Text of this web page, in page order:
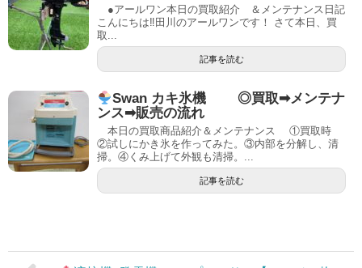
●アールワン本日の買取紹介 ＆メンテナンス日記
こんにちは‼︎田川のアールワンです！ さて本日、買
取...
記事を読む
Swan カキ氷機 ◎買取➡メンテナ
ンス➡販売の流れ
本日の買取商品紹介＆メンテナンス ①買取時
②試しにかき氷を作ってみた。③内部を分解し、清
掃。④くみ上げて外観も清掃。...
記事を読む